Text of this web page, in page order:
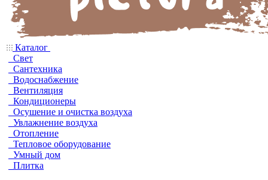
Каталог
Свет
Сантехника
Водоснабжение
Вентиляция
Кондиционеры
Осушение и очистка воздуха
Увлажнение воздуха
Отопление
Тепловое оборудование
Умный дом
Плитка